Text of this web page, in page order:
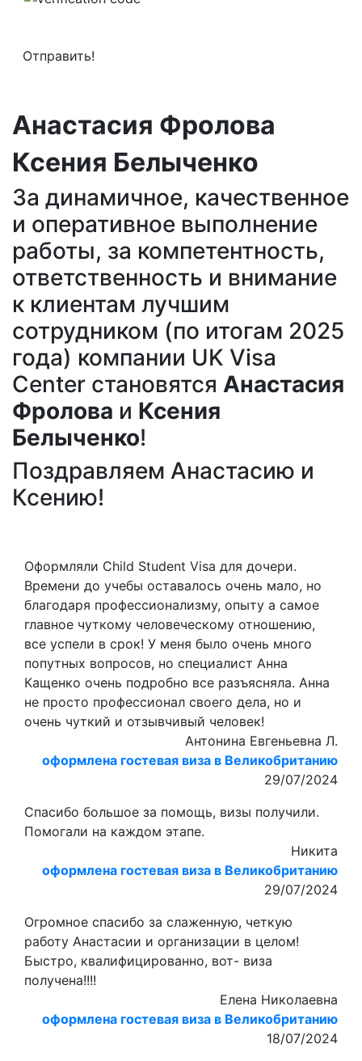
Анастасия Фролова
Ксения Белыченко
За динамичное, качественное
и оперативное выполнение
работы, за компетентность,
ответственность и внимание
к клиентам лучшим
сотрудником (по итогам 2025
года) компании UK Visa
Center становятся Анастасия
Фролова и Ксения
Белыченко!
Поздравляем Анастасию и
Ксению!
Оформляли Child Student Visa для дочери.
Времени до учебы оставалось очень мало, но
благодаря профессионализму, опыту а самое
главное чуткому человеческому отношению,
все успели в срок! У меня было очень много
попутных вопросов, но специалист Анна
Кащенко очень подробно все разъясняла. Анна
не просто профессионал своего дела, но и
очень чуткий и отзывчивый человек!
Антонина Евгеньевна Л.
оформлена гостевая виза в Великобританию
29/07/2024
Спасибо большое за помощь, визы получили.
Помогали на каждом этапе.
Никита
оформлена гостевая виза в Великобританию
29/07/2024
Огромное спасибо за слаженную, четкую
работу Анастасии и организации в целом!
Быстро, квалифицированно, вот- виза
получена!!!!
Елена Николаевна
оформлена гостевая виза в Великобританию
18/07/2024